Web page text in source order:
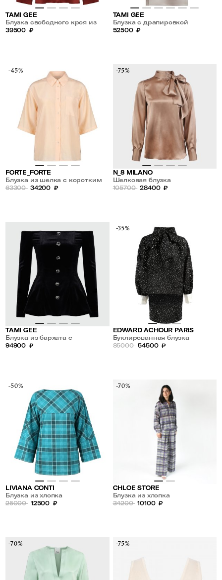
TAMI GEE
Блузка свободного кроя из
вискозы
39500 ₽
TAMI GEE
Блузка с драпировкой
52500 ₽
-45%
FORTE_FORTE
Блузка из шелка с коротким
рукавом
63300 34200 ₽
-75%
N_8 MILANO
Шелковая блузка
105700 28400 ₽
TAMI GEE
Блузка из бархата с
открытыми плечами
94900 ₽
-35%
EDWARD ACHOUR PARIS
Буклированная блузка
удлиненная сзади
85000 54500 ₽
-50%
LIVIANA CONTI
Блузка из хлопка
25000 12500 ₽
-70%
CHLOE STORE
Блузка из хлопка
34200 10100 ₽
-70% -75%